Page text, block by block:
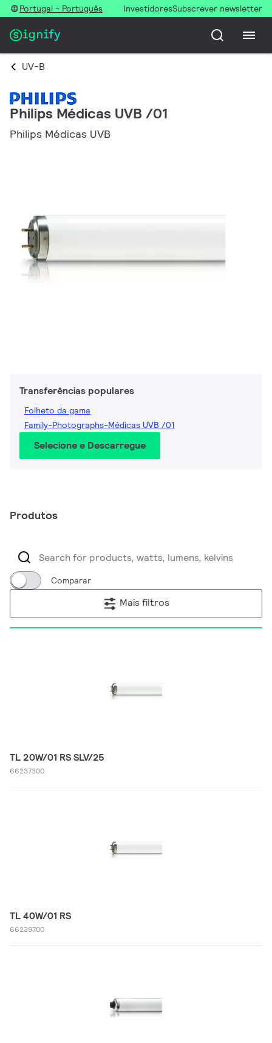
Portugal - Português InvestidoresSubscrever newsletter
UV-B
Philips Médicas UVB /01
Philips Médicas UVB
Transferências populares
Folheto da gama
Family-Photographs-Médicas UVB /01
Selecione e Descarregue
Produtos
Comparar
Mais filtros
TL 20W/01 RS SLV/25
66237300
TL 40W/01 RS
66239700